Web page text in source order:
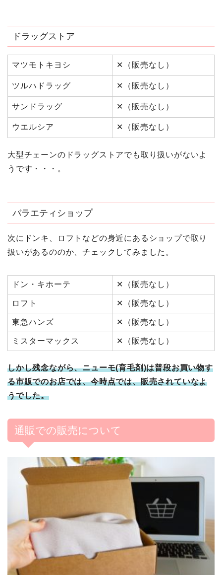
ドラッグストア
マツモトキヨシ ✕（販売なし）
ツルハドラッグ ✕（販売なし）
サンドラッグ ✕（販売なし）
ウエルシア ✕（販売なし）
大型チェーンのドラッグストアでも取り扱いがないよ
うです・・・。
バラエティショップ
次にドンキ、ロフトなどの身近にあるショップで取り
扱いがあるののか、チェックしてみました。
ドン・キホーテ ✕（販売なし）
ロフト ✕（販売なし）
東急ハンズ ✕（販売なし）
ミスターマックス ✕（販売なし）
しかし残念ながら、ニューモ(育毛剤)は普段お買い物す
る市販でのお店では、今時点では、販売されていなよ
うでした。
通販での販売について